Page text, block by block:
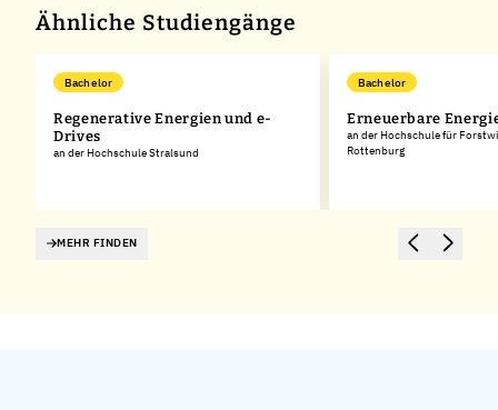
Ähnliche Studiengänge
Bachelor
Regenerative Energien und e-
Drives
an der Hochschule Stralsund
Bachelor
Erneuerbare
an der Hochschule für
Rottenburg
MEHR FINDEN